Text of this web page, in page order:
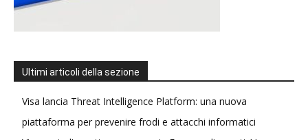
Ultimi articoli della sezione
Visa lancia Threat Intelligence Platform: una nuova
piattaforma per prevenire frodi e attacchi informatici